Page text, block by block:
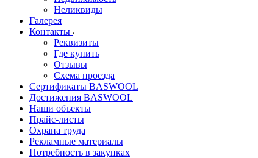
Неликвиды
Галерея
Контакты
Реквизиты
Где купить
Отзывы
Схема проезда
Сертификаты BASWOOL
Достижения BASWOOL
Наши объекты
Прайс-листы
Охрана труда
Рекламные материалы
Потребность в закупках